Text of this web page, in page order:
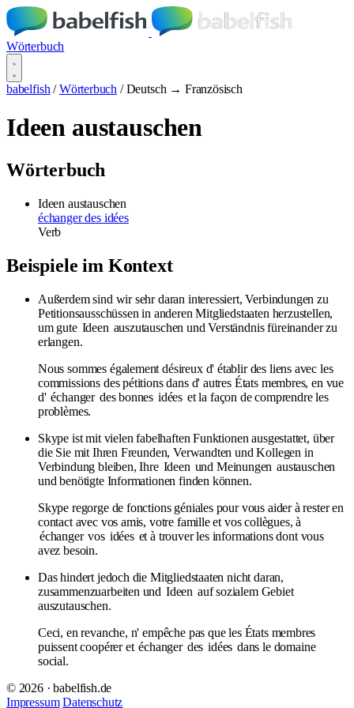
Wörterbuch
babelfish / Wörterbuch / Deutsch → Französisch
Ideen austauschen
Wörterbuch
Ideen austauschen
échanger des idées
Verb
Beispiele im Kontext
Außerdem sind wir sehr daran interessiert, Verbindungen zu
Petitionsausschüssen in anderen Mitgliedstaaten herzustellen,
um gute Ideen auszutauschen und Verständnis füreinander zu
erlangen.
Nous sommes également désireux d' établir des liens avec les
commissions des pétitions dans d' autres États membres, en vue
d' échanger des bonnes idées et la façon de comprendre les
problèmes.
Skype ist mit vielen fabelhaften Funktionen ausgestattet, über
die Sie mit Ihren Freunden, Verwandten und Kollegen in
Verbindung bleiben, Ihre Ideen und Meinungen austauschen
und benötigte Informationen finden können.
Skype regorge de fonctions géniales pour vous aider à rester en
contact avec vos amis, votre famille et vos collègues, à
échanger vos idées et à trouver les informations dont vous
avez besoin.
Das hindert jedoch die Mitgliedstaaten nicht daran,
zusammenzuarbeiten und Ideen auf sozialem Gebiet
auszutauschen.
Ceci, en revanche, n' empêche pas que les États membres
puissent coopérer et échanger des idées dans le domaine
social.
© 2026 · babelfish.de
Impressum Datenschutz